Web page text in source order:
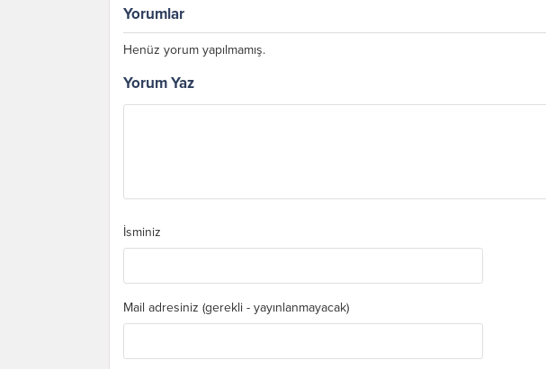
Yorumlar
Henüz yorum yapılmamış.
Yorum Yaz
İsminiz
Mail adresiniz (gerekli - yayınlanmayacak)